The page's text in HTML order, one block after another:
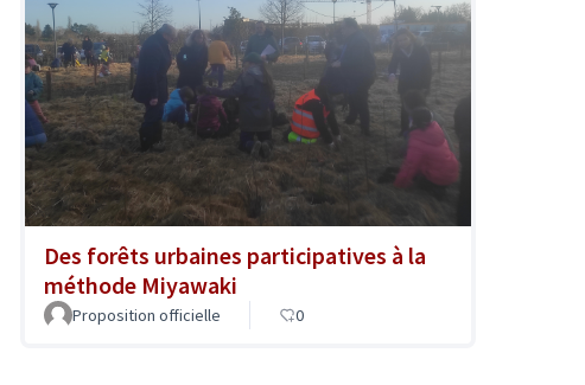
Des forêts urbaines participatives à la
méthode Miyawaki
Proposition officielle 0